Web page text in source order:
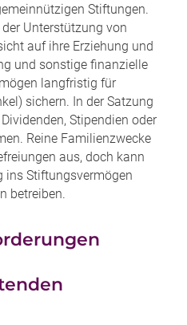
Stiftungen.
Unterstützung von
auf ihre Erziehung und
und sonstige finanzielle
langfristig für
sichern. In der Satzung
Stipendien oder
Reine Familienzwecke
aus, doch kann
ins Stiftungsvermögen
betreiben.